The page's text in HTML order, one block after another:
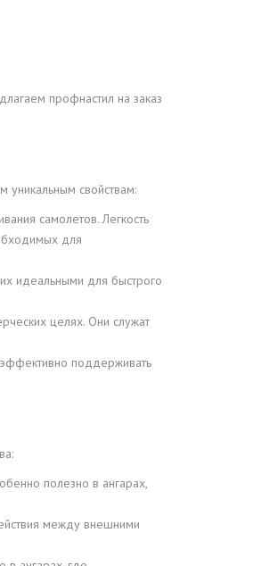
профнастил на заказ
уникальным свойствам:
самолетов. Легкость
для
идеальными для быстрого
целях. Они служат
поддерживать
полезно в ангарах,
между внешними